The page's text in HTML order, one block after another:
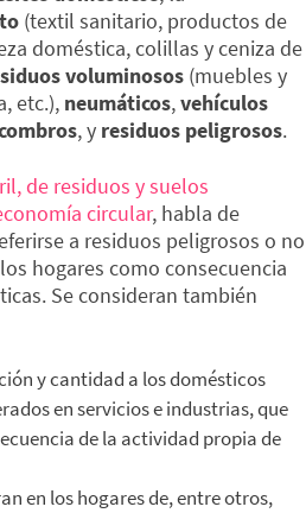
(textil sanitario, productos de
doméstica, colillas y ceniza de
voluminosos (muebles y
etc.), neumáticos,vehículos
, y residuos peligrosos.
de residuos y suelos
circular, habla de
a residuos peligrosos o no
hogares como consecuencia
Se consideran también
y cantidad a los domésticos
en servicios e industrias, que
de la actividad propia de
en los hogares de, entre otros,